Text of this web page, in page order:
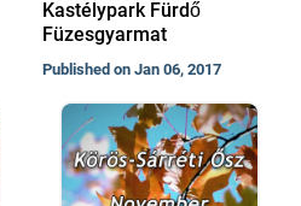
Kastélypark Fürdő
Füzesgyarmat
Published on Jan 06, 2017